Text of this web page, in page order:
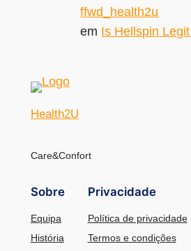
ffwd_health2u
em Is Hellspin
Health2U
Care&Confort
Sobre
Equipa
História
Privacidade
Política de privacidade
Termos e condições